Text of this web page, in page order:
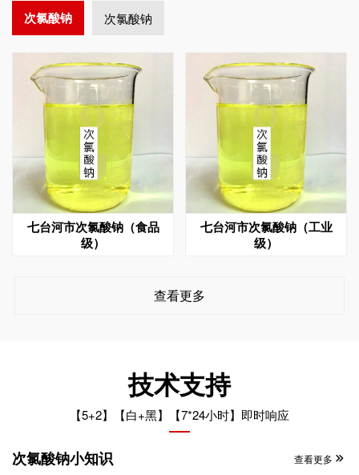
次氯酸钠 次氯酸钠
七台河市次氯酸钠（食品
级）
七台河市次氯酸钠（工业
级）
查看更多
技术支持
【5+2】【白+黑】【7*24小时】即时响应
次氯酸钠小知识 查看更多